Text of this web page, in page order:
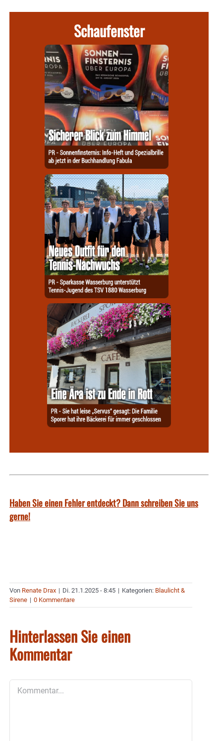
Schaufenster
Haben Sie einen Fehler entdeckt? Dann schreiben Sie uns
gerne!
Von Renate Drax | Di. 21.1.2025 - 8:45 | Kategorien: Blaulicht &
Sirene | 0 Kommentare
Hinterlassen Sie einen
Kommentar